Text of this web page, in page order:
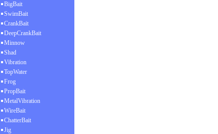
BigBait
SwimBait
CrankBait
DeepCrankBait
Minnow
Shad
Vibration
TopWater
Frog
PropBait
MetalVibration
WireBait
ChatterBait
Jig